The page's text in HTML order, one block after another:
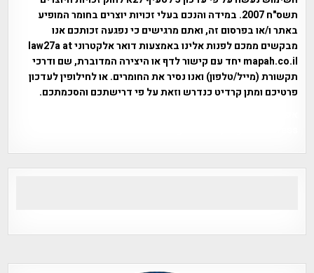
תשס"ח 2007. במידה והנכם בעלי זכויות יוצרים בחומר המופיע
באתר ו/או בפרסום זה, ואתם מרגישים כי נפגעה זכותכם אנו
מבקשים ממכם לפנות אלינו באמצעות דואר אלקטרוני law27a at
mapah.co.il יחד עם קישור לדף או היצירה המדוברת, שם ודרכי
תקשורת (מייל/טלפון) ואנו נסיר את החומרים. או לחילופין לעדכון
פרטיכם ומתן קרדיט כנדרש וזאת על פי דרישתכם והסכמתכם.